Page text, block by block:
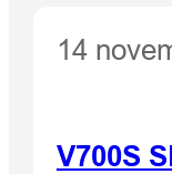
14
V700S